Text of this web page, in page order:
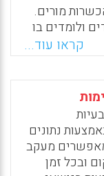
M. Nils;
Bondell,
מורים.
ולומדים בו
מושתת על
שטיינר
קרואטיה של היום
פעל בזמנו
עיתונאי
המאה העשרים
היה מורה
קראו עוד...
נתונים
מעקב
ובכל זמן